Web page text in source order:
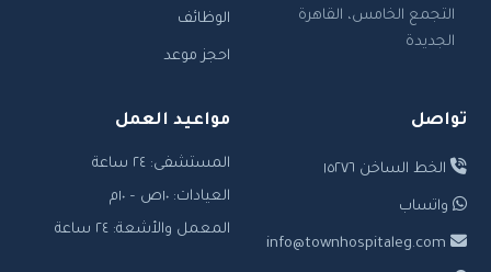
التجمع الخامس، القاهرة
الجديدة
الوظائف
احجز موعد
تواصل
الخط الساخن ١٥٢٧٦
واتساب
مواعيد العمل
المستشفى: ٢٤ ساعة
العيادات: ١٠ص – ١٠م
المعمل والأشعة: ٢٤ ساعة